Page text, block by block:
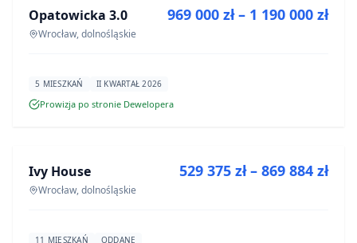
INWESTYCJA
Opatowicka 3.0
Wrocław, dolnośląskie
969 000 zł – 1 190 000 zł
5 MIESZKAŃ II KWARTAŁ 2026
Prowizja po stronie Dewelopera
INWESTYCJA
Ivy House
Wrocław, dolnośląskie
529 375 zł – 869 884 zł
11 MIESZKAŃ ODDANE